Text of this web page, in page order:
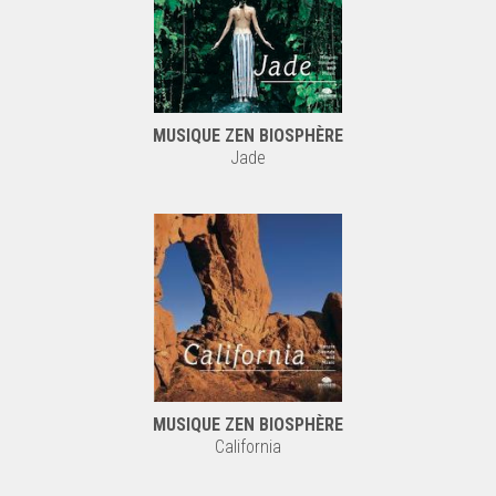
MUSIQUE ZEN BIOSPHÈRE
Jade
MUSIQUE ZEN BIOSPHÈRE
California